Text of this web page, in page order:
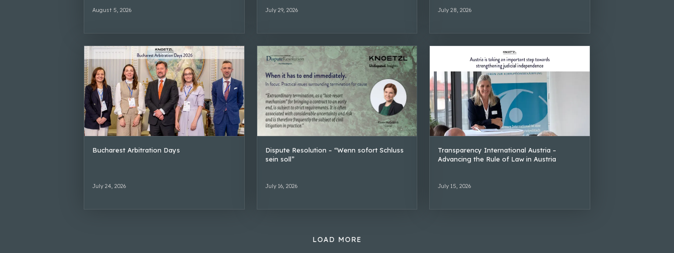
August 5, 2026 July 29, 2026 July 28, 2026
Bucharest Arbitration Days
July 24, 2026
Dispute Resolution – “Wenn sofort Schluss
sein soll”
July 16, 2026
Transparency International Austria –
Advancing the Rule of Law in Austria
July 15, 2026
LOAD MORE